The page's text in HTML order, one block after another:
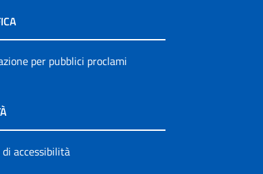
per pubblici proclami
accessibilità